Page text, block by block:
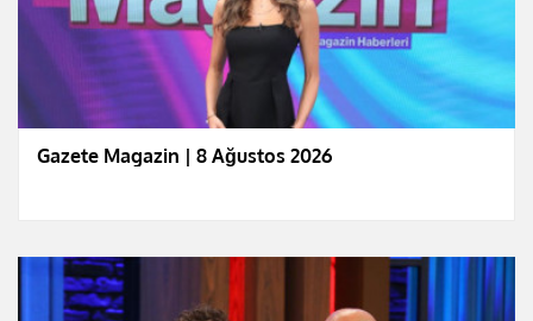
Gazete Magazin | 8 Ağustos 2026